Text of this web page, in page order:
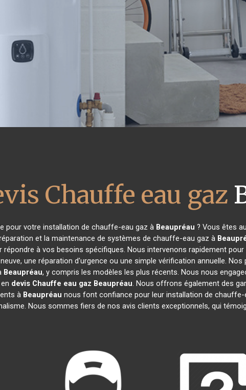
Chauffe eau gaz
pour votre installation de chauffe-eau gaz à Beaupréau ? Vous êtes
et la maintenance de systèmes de chauffe-eau gaz à
à vos besoins spécifiques. Nous intervenons rapidement
une réparation d'urgence ou une simple vérification annuelle.
Beaupréau, y compris les modèles les plus récents. Nous nous
devis Chauffe eau gaz Beaupréau. Nous offrons également des
à Beaupréau nous font confiance pour leur installation de
Nous sommes fiers de nos avis clients exceptionnels, qui